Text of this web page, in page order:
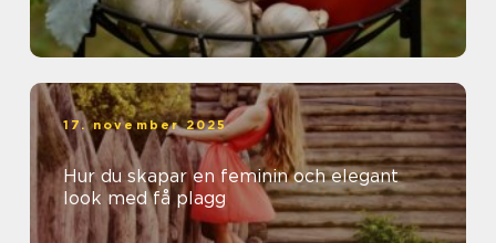
17. november 2025
Hur du skapar en feminin och elegant
look med få plagg